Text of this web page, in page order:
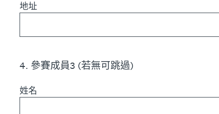
地址
4. 參賽成員3 (若無可跳過)
姓名